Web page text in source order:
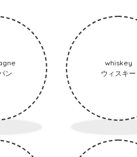
ン
whiskey
ウィスキー